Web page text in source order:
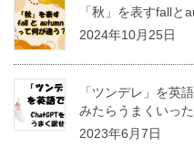
「秋」を表すfallと
2024年10月25日
「ツンデレ」を英
みたらうまくいっ
2023年6月7日